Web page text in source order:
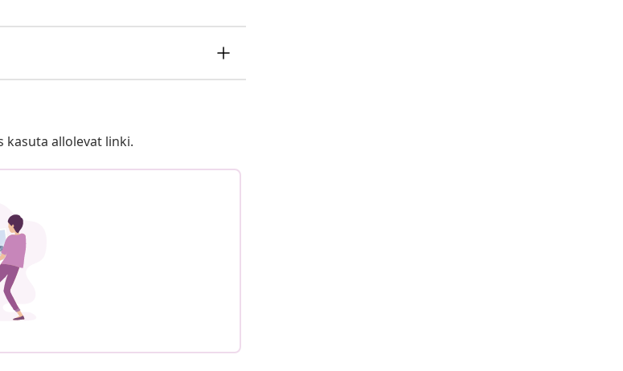
kasuta allolevat linki.